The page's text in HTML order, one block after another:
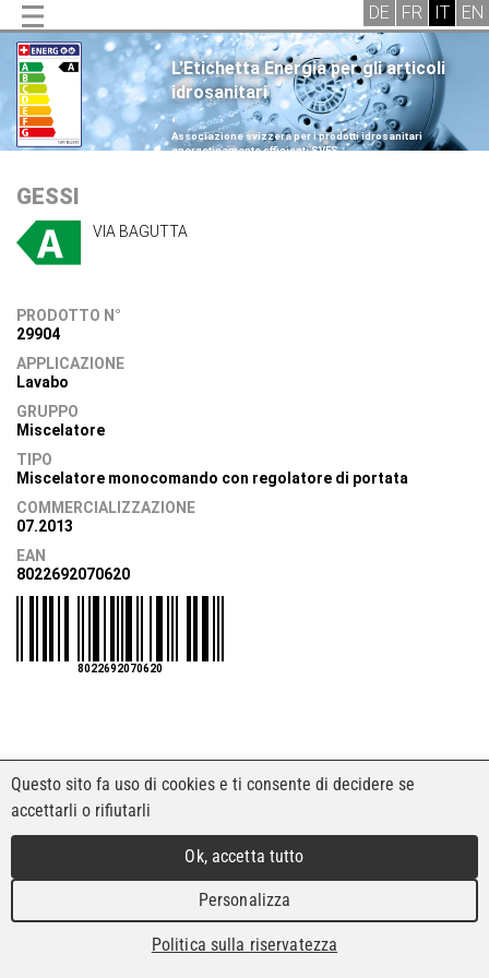
L'Etichetta Energia per gli articoli
idrosanitari
.
Associazione svizzera per i prodotti idrosanitari
energeticamente efficienti SVES
GESSI
VIA BAGUTTA
PRODOTTO N°
29904
APPLICAZIONE
Lavabo
GRUPPO
Miscelatore
TIPO
Miscelatore monocomando con regolatore di portata
COMMERCIALIZZAZIONE
07.2013
EAN
8022692070620
8022692070620
Questo sito fa uso di cookies e ti consente di decidere se
accettarli o rifiutarli
Ok, accetta tutto
Personalizza
Politica sulla riservatezza